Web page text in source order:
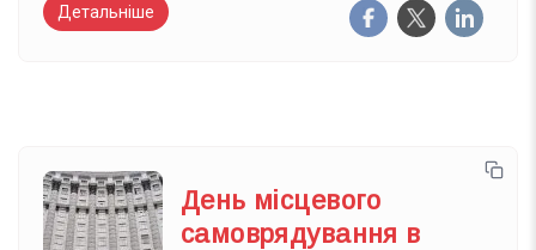
Детальніше
День місцевого
самоврядування в